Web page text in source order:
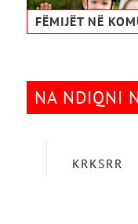
FËMIJËT NË
NA NDIQNI
KRKSRR